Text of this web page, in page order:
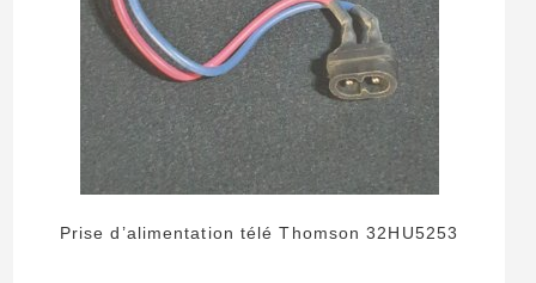
Prise d’alimentation télé Thomson 32HU5253